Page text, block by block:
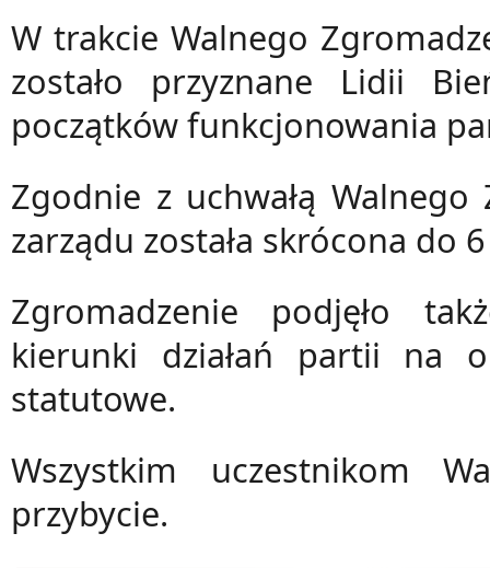
W trakcie Walnego
zostało przyznane Lidii
początków funkcjonowania
Zgodnie z uchwałą
zarządu została skrócona do
Zgromadzenie podjęło
kierunki działań partii na
statutowe.
Wszystkim uczestnikom
przybycie.